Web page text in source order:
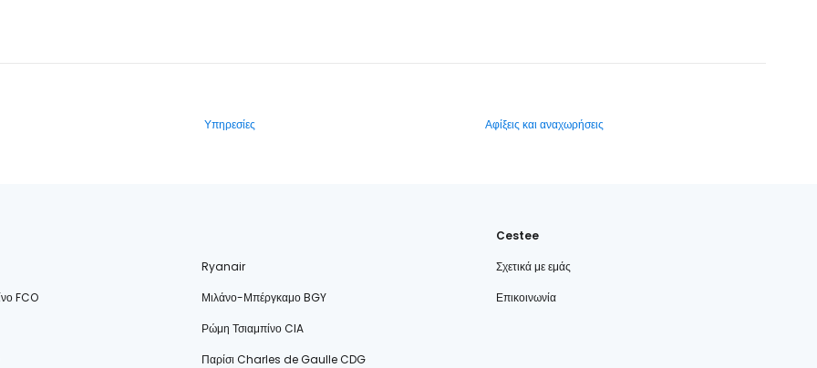
Υπηρεσίες Αφίξεις και αναχωρήσεις
Ryanair
FCO
Μιλάνο-Μπέργκαμο BGY
Ρώμη Τσιαμπίνο CIA
Παρίσι Charles de Gaulle CDG
Cestee
Σχετικά με εμάς
Επικοινωνία